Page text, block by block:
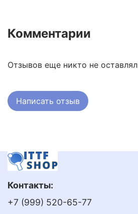
Комментарии
Отзывов еще никто не оставлял
Написать отзыв
Контакты:
+7 (999) 520-65-77